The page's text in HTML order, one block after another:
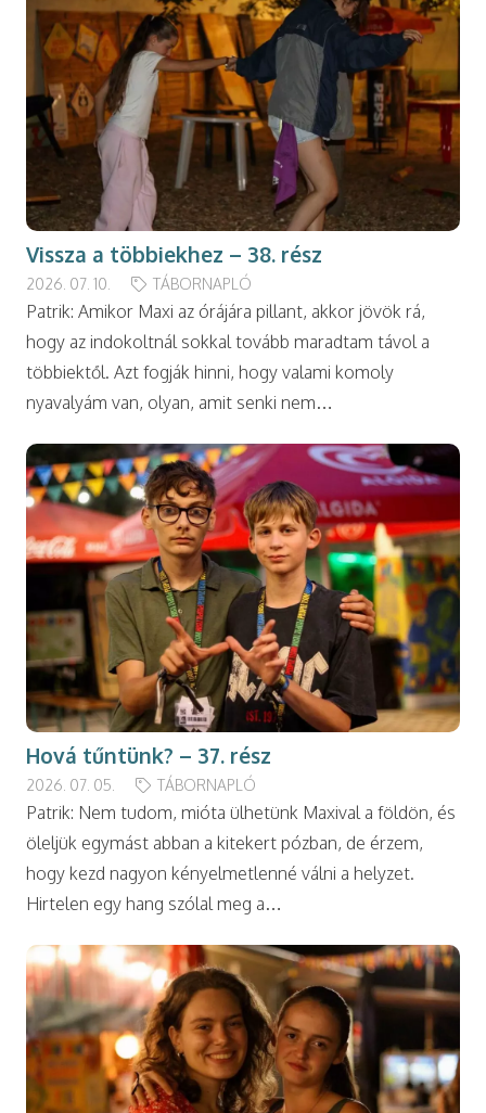
Vissza a többiekhez – 38. rész
2026. 07. 10. TÁBORNAPLÓ
Patrik: Amikor Maxi az órájára pillant, akkor jövök rá,
hogy az indokoltnál sokkal tovább maradtam távol a
többiektől. Azt fogják hinni, hogy valami komoly
nyavalyám van, olyan, amit senki nem…
Hová tűntünk? – 37. rész
2026. 07. 05. TÁBORNAPLÓ
Patrik: Nem tudom, mióta ülhetünk Maxival a földön, és
öleljük egymást abban a kitekert pózban, de érzem,
hogy kezd nagyon kényelmetlenné válni a helyzet.
Hirtelen egy hang szólal meg a…